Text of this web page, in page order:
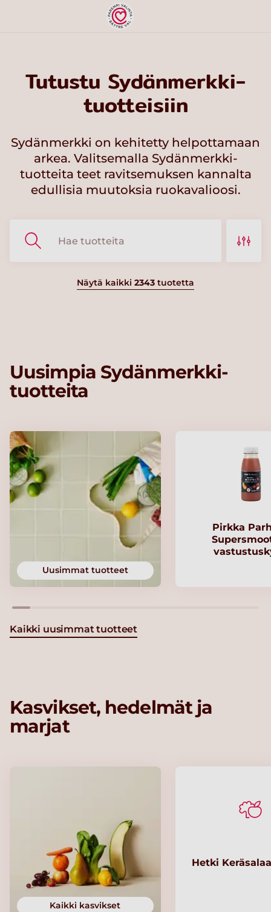
Tutustu Sydänmerkki-
tuotteisiin
Sydänmerkki on kehitetty helpottamaan
arkea. Valitsemalla Sydänmerkki-
tuotteita teet ravitsemuksen kannalta
edullisia muutoksia ruokavalioosi.
Näytä kaikki 2343 tuotetta
Uusimpia Sydänmerkki-
tuotteita
Uusimmat tuotteet
Pirkka
Kaikki uusimmat tuotteet
Kasvikset, hedelmät ja
marjat
Kaikki kasvikset
Hetki